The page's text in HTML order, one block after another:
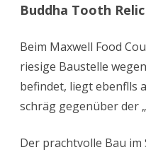
Buddha Tooth
Beim Maxwell Food
riesige Baustelle
befindet, liegt ebenflls
schräg gegenüber der
Der prachtvolle Bau